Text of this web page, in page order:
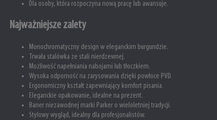
Dla osoby, która rozpoczyna nową pracę lub awansuje.
Najważniejsze zalety
Monochromatyczny design w eleganckim burgundzie.
Trwała stalówka ze stali nierdzewnej.
Możliwość napełniania nabojami lub tłoczkiem.
Wysoka odporność na zarysowania dzięki powłoce PVD.
Ergonomiczny kształt zapewniający komfort pisania.
Eleganckie opakowanie, idealne na prezent.
Baner niezawodnej marki Parker o wieloletniej tradycji.
Stylowy wygląd, idealny dla profesjonalistów.